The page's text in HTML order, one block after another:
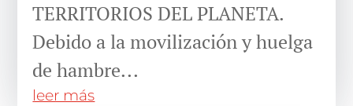
TERRITORIOS DEL PLANETA.
Debido a la movilización y huelga
de hambre...
leer más